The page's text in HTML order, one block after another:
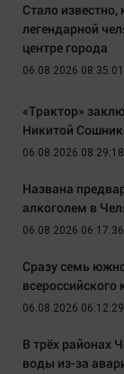
Стало
легендарной
центре города
06.08.2026 08:35:01
«Трактор»
Никитой
06.08.2026 08:29:18
Названа
алкоголем в
06.08.2026 06:17:36
Сразу семь
всероссийского
06.08.2026 06:12:29
В трёх районах
воды из-за